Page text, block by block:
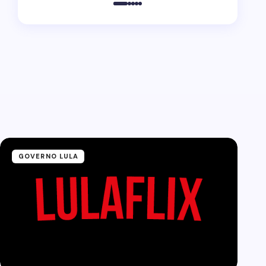
GOVERNO LULA